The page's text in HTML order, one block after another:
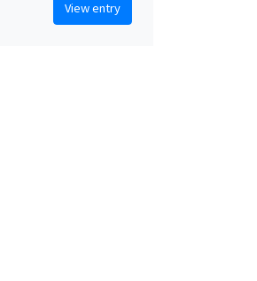
View entry